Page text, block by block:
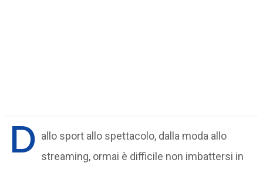
D allo sport allo spettacolo, dalla moda allo
streaming, ormai è difficile non imbattersi in